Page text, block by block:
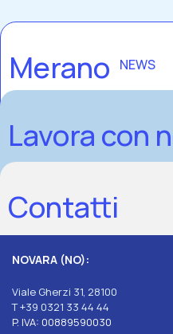
NEWS
Merano
Lavora con
Contatti
NOVARA (NO):
Viale Gherzi 31, 28100
T +39 0321 33 44 44
P. IVA: 00889590030